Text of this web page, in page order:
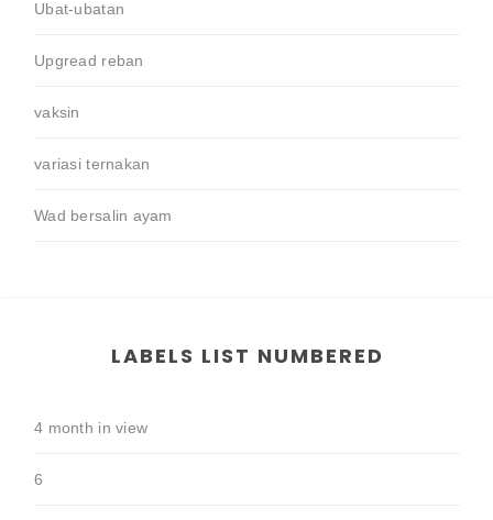
Ubat-ubatan
Upgread reban
vaksin
variasi ternakan
Wad bersalin ayam
LABELS LIST NUMBERED
4 month in view
6